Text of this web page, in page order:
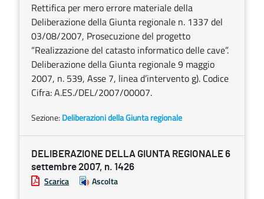
Rettifica per mero errore materiale della
Deliberazione della Giunta regionale n. 1337 del
03/08/2007, Prosecuzione del progetto
“Realizzazione del catasto informatico delle cave”.
Deliberazione della Giunta regionale 9 maggio
2007, n. 539, Asse 7, linea d’intervento g). Codice
Cifra: A.ES./DEL/2007/00007.
Sezione: Deliberazioni della Giunta regionale
DELIBERAZIONE DELLA GIUNTA REGIONALE 6
settembre 2007, n. 1426
Scarica Ascolta